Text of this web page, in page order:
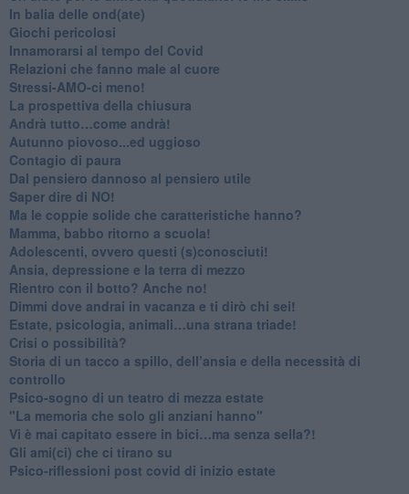
​In balia delle ond(ate)
Giochi pericolosi
Innamorarsi al tempo del Covid
​Relazioni che fanno male al cuore
​Stressi-AMO-ci meno!
​La prospettiva della chiusura
​Andrà tutto…come andrà!
Autunno piovoso...ed uggioso
​Contagio di paura
​Dal pensiero dannoso al pensiero utile
​Saper dire di NO!
​Ma le coppie solide che caratteristiche hanno?
​Mamma, babbo ritorno a scuola!
Adolescenti, ovvero questi (s)conosciuti!
Ansia, depressione e la terra di mezzo
​Rientro con il botto? Anche no!
Dimmi dove andrai in vacanza e ti dirò chi sei!
​Estate, psicologia, animali…una strana triade!
​Crisi o possibilità?
​Storia di un tacco a spillo, dell’ansia e della necessità di
controllo
​Psico-sogno di un teatro di mezza estate
"La memoria che solo gli anziani hanno"
​Vi è mai capitato essere in bici…ma senza sella?!
​Gli ami(ci) che ci tirano su
Psico-riflessioni post covid di inizio estate